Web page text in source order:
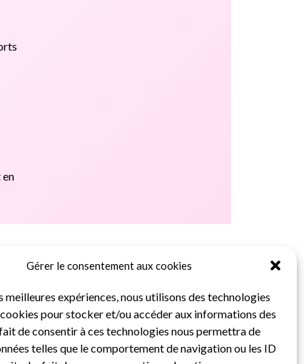
Gérer le consentement aux cookies
meilleures expériences, nous utilisons des technologies
pour stocker et/ou accéder aux informations des
de consentir à ces technologies nous permettra de
telles que le comportement de navigation ou les ID
en